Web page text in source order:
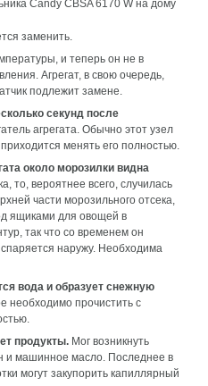
заменить.
и теперь он не в
Агрегат, в свою очередь,
подлежит замене.
секунд после
агрегата. Обычно этот узел
менять его полностью.
около морозилки видна
то, вероятнее всего, случилась
части морозильного отсека,
ящиками для овощей в
так что со временем он
наружу. Необходима
вода и образует снежную
необходимо прочистить с
продукты. Мог возникнуть
и машинное масло. Последнее в
могут закупорить капиллярный